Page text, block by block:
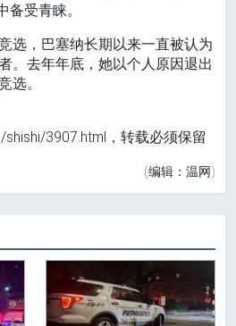
备受青睐。
选，巴塞纳长期以来一直被认为
。去年年底，她以个人原因退出
选。
3907.html，转载必须保留
(编辑：温网)